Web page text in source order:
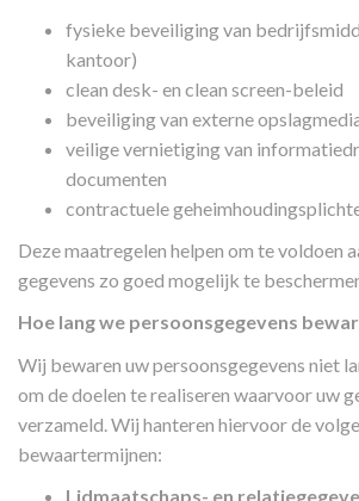
fysieke beveiliging van
kantoor)
clean desk- en clean screen-beleid
beveiliging van externe
veilige vernietiging van
documenten
contractuele
Deze maatregelen helpen om te voldoen
gegevens zo goed mogelijk te
Hoe lang we persoonsgegevens
Wij bewaren uw persoonsgegevens niet
om de doelen te realiseren waarvoor uw
verzameld. Wij hanteren hiervoor de
bewaartermijnen:
Lidmaatschaps- en